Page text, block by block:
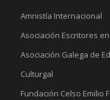
Amnistía Internacional
Asociación Escritores
Asociación Galega de
Culturgal
Fundación Celso Emilio